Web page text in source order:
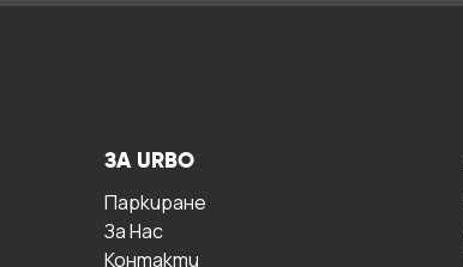
ЗА URBO
Паркиране
За Hас
Контакти